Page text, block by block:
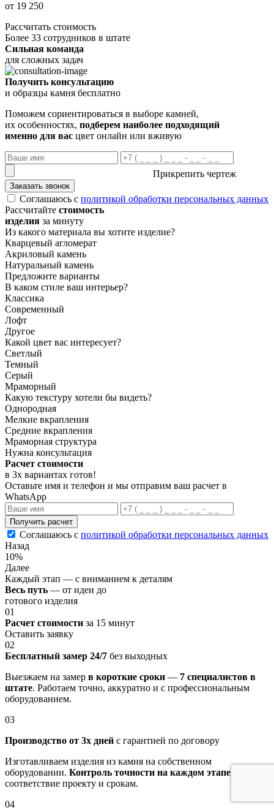
от 19 250
Рассчитать стоимость
Более 33 сотрудников в штате
Сильная команда
для сложных задач
Получить консультацию
и образцы камня бесплатно
Поможем сориентироваться в выборе камней,
их особенностях, подберем наиболее подходящий
именно для вас цвет онлайн или вживую
Прикрепить чертеж
Заказать звонок
Соглашаюсь с политикой обработки персональных данных
Рассчитайте стоимость
изделия за минуту
Из какого материала вы хотите изделие?
Кварцевый агломерат
Акриловый камень
Натуральный камень
Предложите варианты
В каком стиле ваш интерьер?
Классика
Современный
Лофт
Другое
Какой цвет вас интересует?
Светлый
Темный
Серый
Мраморный
Какую текстуру хотели бы видеть?
Однородная
Мелкие вкрапления
Средние вкрапления
Мраморная структура
Нужна консультация
Расчет стоимости
в 3х вариантах готов!
Оставьте имя и телефон и мы отправим ваш расчет в
WhatsApp
Получить расчет
Соглашаюсь с политикой обработки персональных данных
Назад
10%
Далее
Каждый этап — с вниманием к деталям
Весь путь — от идеи до
готового изделия
01
Расчет стоимости за 15 минут
Оставить заявку
02
Бесплатный замер 24/7 без выходных
Выезжаем на замер в короткие сроки — 7 специалистов в
штате. Работаем точно, аккуратно и с профессиональным
оборудованием.
03
Производство от 3х дней с гарантией по договору
Изготавливаем изделия из камня на собственном
оборудовании. Контроль точности на каждом этапе
соответствие проекту и срокам.
04